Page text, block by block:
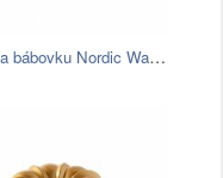
Forma na bábovku Nordic Ware Chiffon